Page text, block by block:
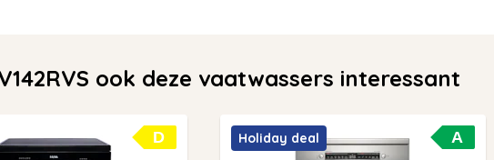
ook deze vaatwassers interessant
D A
Holiday deal